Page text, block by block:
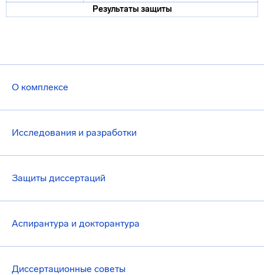
О комплексе
Исследования и разработки
Защиты диссертаций
Аспирантура и докторантура
Диссертационные советы
Результаты защиты